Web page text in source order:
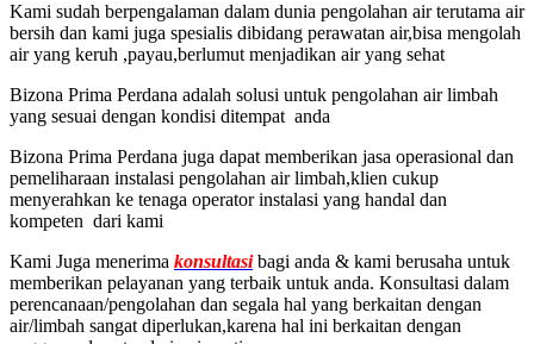
Kami sudah berpengalaman dalam dunia pengolahan air terutama air
bersih dan kami juga spesialis dibidang perawatan air,bisa mengolah
air yang keruh ,payau,berlumut menjadikan air yang sehat
Bizona Prima Perdana adalah solusi untuk pengolahan air limbah
yang sesuai dengan kondisi ditempat anda
Bizona Prima Perdana juga dapat memberikan jasa operasional dan
pemeliharaan instalasi pengolahan air limbah,klien cukup
menyerahkan ke tenaga operator instalasi yang handal dan
kompeten dari kami
Kami Juga menerima konsultasibagi anda & kami berusaha untuk
memberikan pelayanan yang terbaik untuk anda. Konsultasi dalam
perencanaan/pengolahan dan segala hal yang berkaitan dengan
air/limbah sangat diperlukan,karena hal ini berkaitan dengan